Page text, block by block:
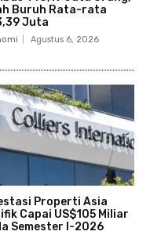
Buruh Rata-rata
Juta
Agustus 6, 2026
Properti Asia
Capai US$105 Miliar
Semester I-2026